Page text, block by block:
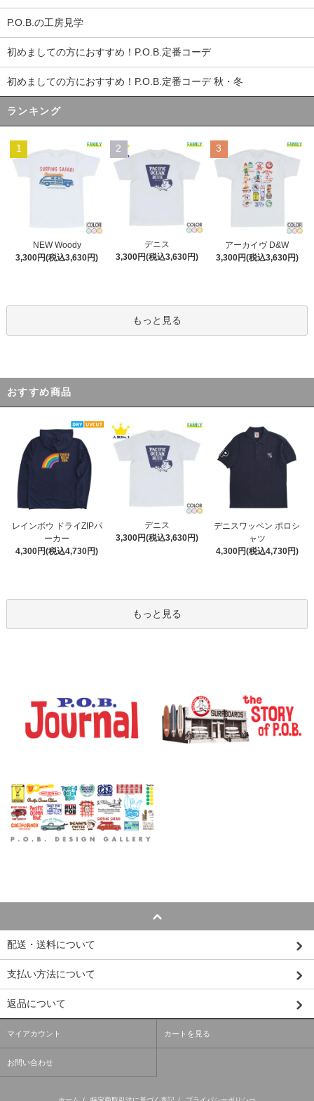
P.O.B.の工房見学
初めましての方におすすめ！P.O.B.定番コーデ
初めましての方におすすめ！P.O.B.定番コーデ 秋・冬
ランキング
1
NEW Woody
3,300円(税込3,630円)
2
デニス
3,300円(税込3,630円)
3
アーカイヴ D&W
3,300円(税込3,630円)
もっと見る
おすすめ商品
レインボウ ドライZIPパ
ーカー
4,300円(税込4,730円)
デニス
3,300円(税込3,630円)
デニスワッペン ポロシ
ャツ
4,300円(税込4,730円)
もっと見る
配送・送料について
支払い方法について
返品について
マイアカウント カートを見る
お問い合わせ